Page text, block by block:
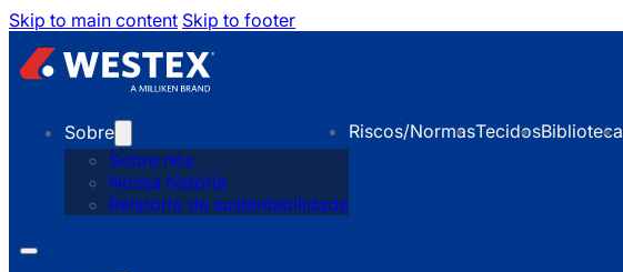
Skip to main content Skip to footer
Sobre
Sobre nós
Nossa história
Relatório de sustentabilidade
Riscos/NormasTecidosBiblioteca